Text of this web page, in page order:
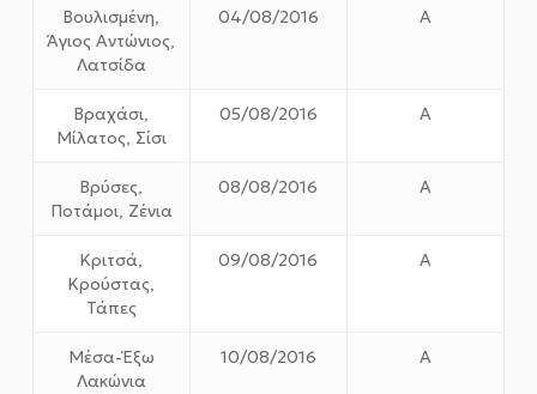
Βουλισμένη,
Άγιος Αντώνιος,
Λατσίδα
04/08/2016 Α
Βραχάσι,
Μίλατος, Σίσι
05/08/2016 Α
Βρύσες,
Ποτάμοι, Ζένια
08/08/2016 Α
Κριτσά,
Κρούστας,
Τάπες
09/08/2016 Α
Μέσα-Έξω
Λακώνια
10/08/2016 Α